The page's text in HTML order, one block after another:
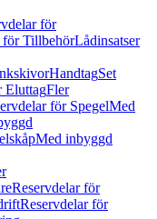
för
för TillbehörLådinsatser
HandtagSet
EluttagFler
för SpegelMed
Med inbyggd
Reservdelar för
Reservdelar för